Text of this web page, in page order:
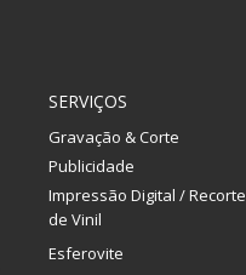
SERVIÇOS
Gravação & Corte
Publicidade
Impressão Digital / Recorte
de Vinil
Esferovite